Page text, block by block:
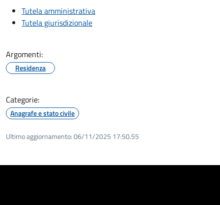
Tutela amministrativa
Tutela giurisdizionale
Argomenti:
Residenza
Categorie:
Anagrafe e stato civile
Ultimo aggiornamento:06/11/2025 17:50.55